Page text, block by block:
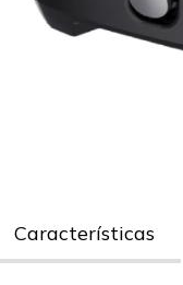
Características